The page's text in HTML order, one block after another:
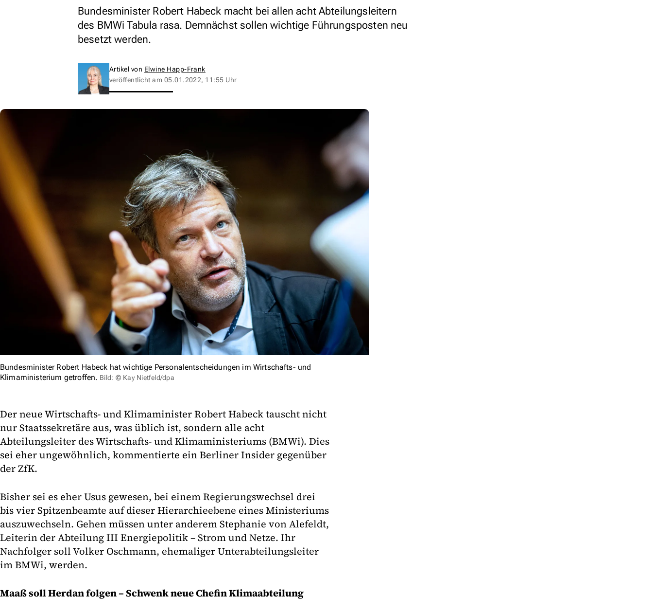
Bundesminister Robert Habeck macht bei allen acht Abteilungsleitern
des BMWi Tabula rasa. Demnächst sollen wichtige Führungsposten neu
besetzt werden.
Artikel von Elwine Happ-Frank
veröffentlicht am 05.01.2022, 11:55 Uhr
Bundesminister Robert Habeck hat wichtige Personalentscheidungen im Wirtschafts- und
Klimaministerium getroffen. Bild: © Kay Nietfeld/dpa
Der neue Wirtschafts- und Klimaminister Robert Habeck tauscht nicht
nur Staatssekretäre aus, was üblich ist, sondern alle acht
Abteilungsleiter des Wirtschafts- und Klimaministeriums (BMWi). Dies
sei eher ungewöhnlich, kommentierte ein Berliner Insider gegenüber
der ZfK.
Bisher sei es eher Usus gewesen, bei einem Regierungswechsel drei
bis vier Spitzenbeamte auf dieser Hierarchieebene eines Ministeriums
auszuwechseln. Gehen müssen unter anderem Stephanie von Alefeldt,
Leiterin der Abteilung III Energiepolitik – Strom und Netze. Ihr
Nachfolger soll Volker Oschmann, ehemaliger Unterabteilungsleiter
im BMWi, werden.
Maaß soll Herdan folgen – Schwenk neue Chefin Klimaabteilung